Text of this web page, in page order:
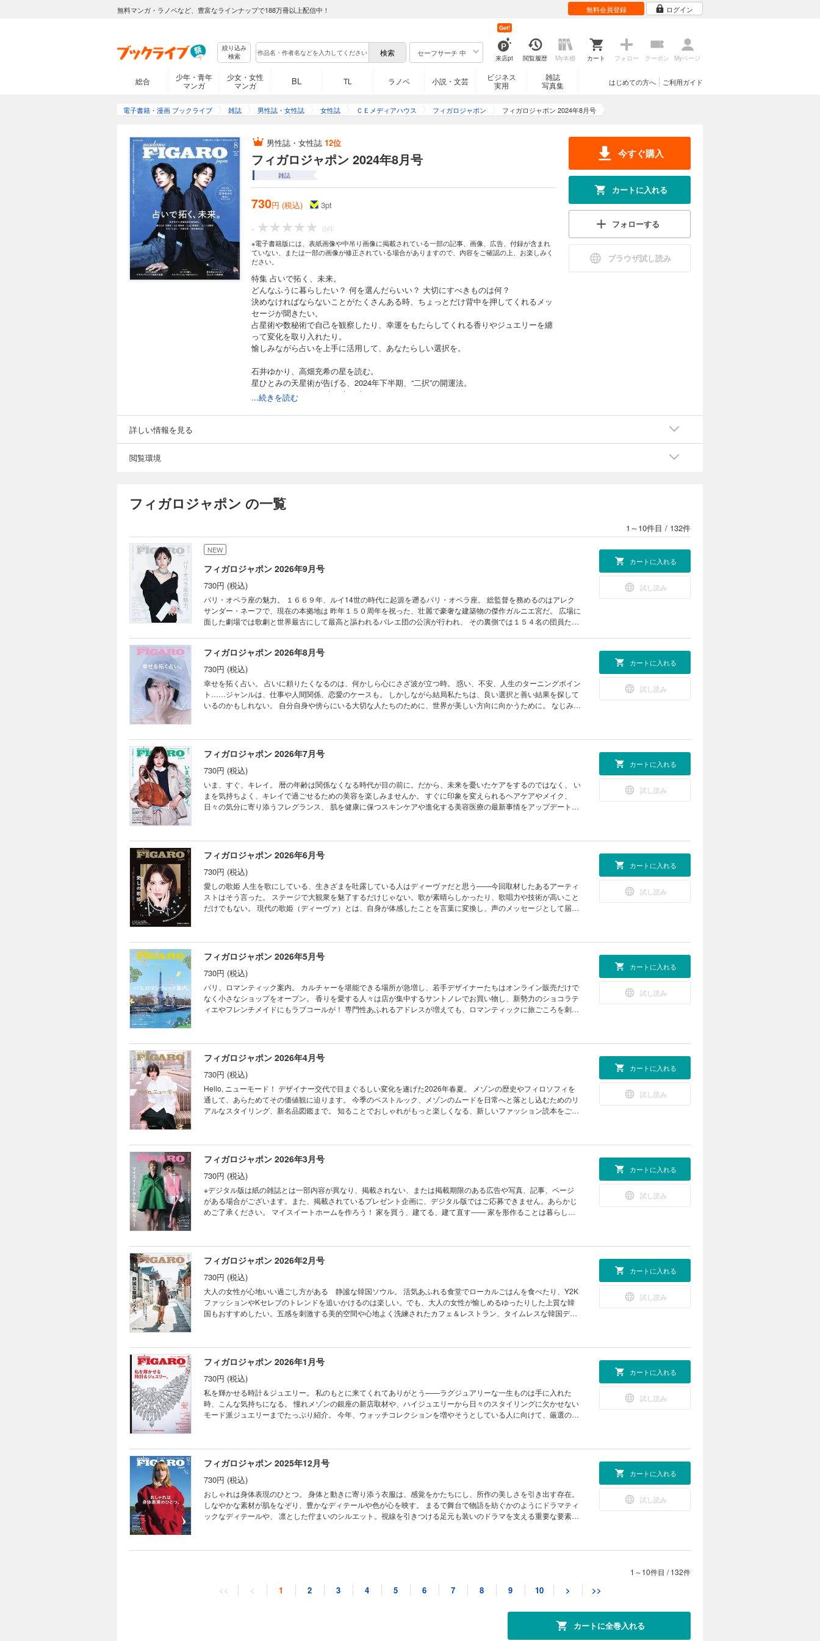
無料マンガ・ラノベなど、豊富なラインナップで188万冊以上配信中！ 無料会員登録 ログイン
絞り込み
検索
セーフサーチ 中
来店pt
Get!
閲覧履歴 My本棚 カート フォロー クーポン Myページ
総合
少年・青年
マンガ
少女・女性
マンガ
BL TL ラノベ 小説・文芸
ビジネス
実用
雑誌
写真集
ご利用ガイド
はじめての方へ
電子書籍・漫画 ブックライブ 雑誌 男性誌・女性誌 女性誌 ＣＥメディアハウス フィガロジャポン フィガロジャポン 2024年8月号
男性誌・女性誌 12位
フィガロジャポン 2024年8月号
雑誌
730円 (税込) 3pt
- 0件
※電子書籍版には、表紙画像や中吊り画像に掲載されている一部の記事、画像、広告、付録が含まれ
ていない、または一部の画像が修正されている場合がありますので、内容をご確認の上、お楽しみく
ださい。
特集 占いで拓く、未来。
どんなふうに暮らしたい？ 何を選んだらいい？ 大切にすべきものは何？
決めなければならないことがたくさんある時、ちょっとだけ背中を押してくれるメッ
セージが聞きたい。
占星術や数秘術で自己を観察したり、幸運をもたらしてくれる香りやジュエリーを纏
って変化を取り入れたり。
愉しみながら占いを上手に活用して、あなたらしい選択を。
石井ゆかり、高畑充希の星を読む。
星ひとみの天星術が告げる、2024年下半期、“二択”の開運法。
AZの数秘術で知る、生き方を広げるヒント。
世界の占いで読み解く、2024 年下半期の世相。
Chiyoが選ぶリリスの香りで、もうひとつの自分を引き出す。
正しいMBTI®を知るべき理由。
JOENGHAN ＆ WONWOO、ふたりの運命そして未来。
ローラが纏う、ルイ・ヴィトンという名のエナジー。
いいモノ語り 83 フレッド
Essentials 今月のTo Buy, To Know
占いで拓く、未来。
石井ゆかり、高畑充希の星を読む。
星ひとみの天星術が告げる、2024年下半期、“二択”の開運法。
AZの数秘術で知る、生き方を広げるヒント。
世界の占いで読み解く、2024 年下半期の世相。
猫星ラピスによる、12 星座が導くストーンジュエリー。
正しいMBTI®を知るべき理由。
問題解決の道を探る、カウンセリング、コーチング、メンタリングとは？
CCCメディアハウス書籍のご案内
JOENGHAN ＆ WONWOO、ふたりの運命そして未来。
上質なアイウエアで彩る、初夏のスタイル。
更年期はこわくない、フェムテック最前線。
進化する創造性、ロエベ財団 クラフトプライズ2024が発表に。
Portrait クリエイターの言葉
Gourmet
在本彌生の、眼に翼。
Message 仕事が私にくれたもの
News from madameFIGARO.jp
次号予告
石井ゆかりの星占い
岡尾美代子の雑貨 ヘイ！ヘイ！ヘイ！ 199
...続きを読む
今すぐ購入
カートに入れる
フォローする
ブラウザ試し読み
詳しい情報を見る
閲覧環境
フィガロジャポン の一覧
1～10件目 / 132件
NEW
フィガロジャポン 2026年9月号
730円 (税込)
パリ・オペラ座の魅力。 １６６９年、ルイ14世の時代に起源を遡るパリ・オペラ座。 総監督を務めるのはアレク
サンダー・ネーフで、現在の本拠地は 昨年１５０周年を祝った、壮麗で豪奢な建築物の傑作ガルニエ宮だ。 広場に
面した劇場では歌劇と世界最古にして最高と謳われるバレエ団の公演が行われ、 その裏側では１５４名の団員たち
は一部内容が異なり、掲載されない、または掲載期限のある広告や写真、記事、ページがある場合がございます。
また、掲載されているプレゼント企画に、デジタル版ではご応募できません。あらかじめご了承ください。 目次 い
いモノ語り NEWS HOT FROM PARIS いまパリで起きているコト 110 Meli-Melo NEW TOPICS
ESSENTIALS 今月のTO BUY ＆ TO KNOW パリ・オペラ座の魅力。 ドロテ・ジルベールに聞く、エトワールとし
ての生き方。 豪華絢爛な名建築、ガルニエ宮に迫る。 舞台を支える、多様な仕事の職人たち。 ダンサーの身体を
管理する、優秀なメディカルチーム。 フランス派を学ぶ育成機関、名門バレエ学校の現在。 次世代を担う、ジュニ
アドレス。 壮麗な劇場を舞台に、映画『オペラ座の怪人』が甦る。 シーズン2026-27年のプログラムを紹介。 ジ
ェルマン・ルーヴェ、舞台と日常の狭間で。 名教師がプロデュース、夏の公演にかける熱き想い。 ガルニエ宮を満
とミキモト、光を纏う。 おしゃれスナップを参考に、私らしくトレンドミックス。 上坂樹里、ディオールの夢と記
憶。 魅惑の秋新色で、旬のメイクにアップデート。 エルメスの香水、バレニア3作目は白い花々の誘い。 ドン ペ
リニヨン、特別な地で奏でるハーモニー。 岡本多緒、安藤サクラ、是枝裕和、シネマとファッションの輝きに触れ
て。 ジャパンイヤー！ 多様性が際立った第79回カンヌ国際映画祭。 ショパール、カンヌ映画祭を愛するアティチ
追い求めて、長塚健斗、シャンパーニュへ。 齊藤 工 活動寫眞館 109 高橋一生 水上恒司 CEメディアハウス書籍
のご案内 CULTURE portrait クリエイターの言葉 Cinema ／ Books ／ Art ／ Theater ／ Music GOURMET ワイ
ン学習帖 28 ／ おやつの時間ですよ！ 12 在本彌生の、眼まなこに翼。43 山口・宇部 定期購読のご案内 News
from madameFIGARO.jp 協力店一覧 次号予告 HOROSCOPE 石井ゆかりの星占い 岡尾美代子の雑貨 ヘイ！ヘ
イ！ヘイ！ 224
カートに入れる
試し読み
フィガロジャポン 2026年8月号
730円 (税込)
幸せを拓く占い。 占いに頼りたくなるのは、何かしら心にさざ波が立つ時。 惑い、不安、人生のターニングポイン
ト……ジャンルは、仕事や人間関係、恋愛のケースも。 しかしながら結局私たちは、良い選択と善い結果を探して
いるのかもしれない。 自分自身や傍らにいる大切な人たちのために、世界が美しい方向に向かうために。 なじみ深
解を考えることは、 幸せを拓くための第一歩かもしれない。 ほか ※デジタル版は紙の雑誌とは一部内容が異なり、
掲載されない、または掲載期限のある広告や写真、記事、ページがある場合がございます。また、掲載されている
プレゼント企画に、デジタル版ではご応募できません。あらかじめご了承ください。 目次 いいモノ語り NEWS
HOT FROM PARIS いまパリで起きているコト MÉLI-MÉLO NEW TOPICS ESSENTIALS 今月のTO BUY ＆ TO
KNOW 幸せを拓く占い。 星ひとみの天星術が導く、馬が暴走する年を乗りこなすための心得。 人間力が問われる
AI時代に突入AZの数秘術で読み解く、物語の幕開け。 星読みyujiが解く、有村架純のターニングポイント。 東洋時
空占星術が伝授！ タイプ別ラッキーアイテム。 インド占星術で知るこれからの時代と、運を味方にする方法。 東
のパーフェクトピンク。 ラ・ボーテ ルイ・ヴィトンの新アイテム、LV クレヨンでリップメイクを格上げ。 写真家
ジュリエット・アニェルと、感性を磨く京都。 クラフトの新たな地平を切り開く、ロエベ財団 クラフトプライズ
2026 自然や素材の関係性を再構築するwe+の什器。 アールドゥヴィーヴルへの招待 vol.15 パリ発シャツメゾン
がアトリエを構える歴史的邸宅を訪れて。 齊藤 工 活動寫眞館 108 宮本恒靖 Love it! 今月のいいもの発見 CEメ
ディアハウス書籍のご案内 BUSINESS MESSAGE 仕事が私にくれたもの CEメディアハウス書籍のご案内
CULTURE portrait クリエイターの言葉 Cinema ／ Books ／ Art ／ Theater ／ Music GOURMET ワイン学習帖
カートに入れる
試し読み
フィガロジャポン 2026年7月号
730円 (税込)
いま、すぐ、キレイ。 暦の年齢は関係なくなる時代が目の前に。だから、未来を憂いたケアをするのではなく、 い
まを気持ちよく、キレイで過ごせるための美容を楽しみませんか。 すぐに印象を変えられるヘアケアやメイク、
日々の気分に寄り添うフレグランス、 肌を健康に保つスキンケアや進化する美容医療の最新事情をアップデートし
記事、ページがある場合がございます。また、掲載されているプレゼント企画に、デジタル版ではご応募できませ
ん。あらかじめご了承ください。 目次 いいモノ語り NEWS HOT FROM PARIS いまパリで起きているコト
MÉLI-MÉLO NEW TOPICS ESSENTIALS 今月のTO BUY ＆ TO KNOW いま、すぐ、キレイ。 髪こそ見た目印
象。 唇、目元、眉の“線”を極める。 成分ブーム、答え合わせ。 香りの力で気分を変える。 どこまでやる？ やらな
い？ 美容医療とのほどよい距離感。 植物の知性で大人の肌を整える、ネオ・ホリスティックビューティ。 都内や
旅先で集中リセット！ スパ＆リトリートの新名所。 健康的な心と身体をキープする、フランス流暮らしのTIPS20
今田美桜とミュウミュウ、やわらかな反逆。 今夏、爽やかに纏う機能派テックウエア。 バレンシアガ、軽やかなダ
ディオール バンブー パビリオンの庭園。 齊藤 工 活動寫眞館 106 有村架純 CEメディアハウス書籍のご案内
CULTURE portrait クリエイターの言葉 Cinema ／ Books ／ Art ／ Theater ／ Music GOURMET ワイン学習帖
／ おやつの時間ですよ！ 在本彌生の、眼に翼。 定期購読のご案内 News from madameFIGARO.jp 協力店一覧 次号
予告 HOROSCOPE 石井ゆかりの星占い 岡尾美代子の雑貨 ヘイ！ヘイ！ヘイ！
カートに入れる
試し読み
フィガロジャポン 2026年6月号
730円 (税込)
愛しの歌姫 人生を歌にしている、生きざまを吐露している人はディーヴァだと思う——今回取材したあるアーティ
ストはそう言った。 ステージで大観衆を魅了するだけじゃない。歌が素晴らしかったり、歌唱力や技術が高いこと
だけでもない。 現代の歌姫（ディーヴァ）とは、自身が体感したことを言葉に変換し、声のメッセージとして届
る広告や写真、記事、ページがある場合がございます。また、掲載されているプレゼント企画に、デジタル版では
ご応募できません。あらかじめご了承ください。 目次 いいモノ語り NEWS HOT FROM PARIS いまパリで起き
ているコト MÉLI-MÉLO NEW TOPICS ESSENTIALS 今月のTO BUY ＆ TO KNOW 愛しの歌姫 DIVA ナチュラル
でしなやかな現代の歌姫、オリヴィア・ディーンの魅力とは。 拡張する、UKネオ・ソウルの系譜。 テイラー・ス
ウィフトの言葉をお守りに。 アイナ・ジ・エンドが紡ぐ、強く、優しい物語。 世界を歌声で圧倒する、Adoの素顔
に迫る。 歌姫たる理由をサイエンスで検証。 憧れのあの人のスタイルに、WANNA BE！ ポップとフェミニズムの
現在地、アーティストが更新する価値観。 シャーロット・カルダン、世界的ブレイクの裏側。 フランスのシンガー
性の新しい遊び場！ シンガポール、五感を満たす旅。 BWA Pitch Contest 2026 CULTURE portrait クリエイタ
ーの言葉 Cinema ／ Books ／ Art ／ Theater ／ Music GOURMET ワイン学習帖 ／ おやつの時間ですよ！ 在本彌
生の、眼に翼。 定期購読のご案内 News from madameFIGARO.jp 協力店一覧 次号予告 HOROSCOPE 石井ゆか
りの星占い 岡尾美代子の雑貨 ヘイ！ヘイ！ヘイ！
カートに入れる
試し読み
フィガロジャポン 2026年5月号
730円 (税込)
パリ、ロマンティック案内。 カルチャーを堪能できる場所が急増し、若手デザイナーたちはオンライン販売だけで
なく小さなショップをオープン。 香りを愛する人々は店が集中するサントノレでお買い物し、新勢力のショコラテ
ィエやフレンチメイドにもラブコールが！ 専門性あふれるアドレスが増えても、ロマンティックに旅ごころを刺激
に、デジタル版ではご応募できません。あらかじめご了承ください。 目次 いいモノ語り NEWS HOT FROM
PARIS いまパリで起きているコト MÉLI-MÉLO NEW TOPICS ESSENTIALS 今月のTO BUY ＆ TO KNOW パ
リ、ロマンティック案内。 デザインやアート、いま話題の場所へ 新機軸のモードに首ったけ。 サントノレ通りで
香水ショップをはしごする。 いつもいつまでもメイドインフランスに夢中。 いまパリで急増中！体験を売る空間
へ。 フランスの俳優の行きつけグルメスポット。 話題のショコラティエ、最前線を総ざらい。 30€以下で買える可
愛いお土産、見～つけた！ コージーなプチホテルで、快適ステイ。 クリエイターのお気に入りアドレス。 パリ郊
外、時代を超えるアートを訪ねて。 やっぱりフレンチシックが好き。 ルイ・ヴィトン、光と影のラプソディ。 赤
渓谷を巡る旅。 パリ、アップカミングなグルメアドレス。 CEメディアハウス書籍のご案内 CULTURE portrait ク
リエイターの言葉 Cinema ／ Books ／ Art ／ Theater ／ Music GOURMET ワイン学習帖 ／ おやつの時間です
よ！ 在本彌生の、眼に翼。 定期購読のご案内 News from madameFIGARO.jp 協力店一覧 次号予告
HOROSCOPE 石井ゆかりの星占い 岡尾美代子の雑貨 ヘイ！ヘイ！ヘイ！
カートに入れる
試し読み
フィガロジャポン 2026年4月号
730円 (税込)
Hello, ニューモード！ デザイナー交代で目まぐるしい変化を遂げた2026年春夏。 メゾンの歴史やフィロソフィを
通して、あらためてその価値観に迫ります。 今季のベストルック、メゾンのムードを日常へと落とし込むためのリ
アルなスタイリング、新名品図鑑まで。 知ることでおしゃれがもっと楽しくなる、新しいファッション読本をご覧
い、または掲載期限のある広告や写真、記事、ページがある場合がございます。また、掲載されているプレゼント
企画に、デジタル版ではご応募できません。あらかじめご了承ください。 目次 いいモノ語り NEWS HOT FROM
PARIS いまパリで起きているコト MÉLI-MÉLO NEW TOPICS ESSENTIALS 今月のTO BUY ＆ TO KNOW
Hello, ニューモード！ 継承し、拡張するメゾン。 ファッションはデザイナーからのメッセージ。 永く愛せる、新
名品図鑑。 2026年春夏トレンドキーワード、相談室。 モードの目利きがいま、リアルに買いたいもの。 BAG ＆
SHOES 2026SS vol.1 最愛バッグはバディと一緒に。 BAG ＆ SHOES 2026SS vol.2 欲しい最新ピースは、
進化する定番。 シャネル×小松菜奈、夜明けとともに。 ルイ・ヴィトンの象徴、130年の旅路を祝して。 ロエベ、
vol.11 バルザック・パリのクリゾリンヌが提案する、郊外の一軒家での暮らし方。 齊藤 工 活動寫眞館 Love it! 今
月のいいもの発見 CEメディアハウス書籍のご案内 CULTURE portrait クリエイターの言葉 Cinema ／ Books ／
Art ／ Theater ／ Music GOURMET ワイン学習帖 ／ おやつの時間ですよ！ 在本彌生の、眼に翼。 CEメディアハ
ウス書籍のご案内 News from madameFIGARO.jp 協力店一覧 次号予告 HOROSCOPE 石井ゆかりの星占い 岡尾
美代子の雑貨 ヘイ！ヘイ！ヘイ！
カートに入れる
試し読み
フィガロジャポン 2026年3月号
730円 (税込)
※デジタル版は紙の雑誌とは一部内容が異なり、掲載されない、または掲載期限のある広告や写真、記事、ページ
がある場合がございます。また、掲載されているプレゼント企画に、デジタル版ではご応募できません。あらかじ
めご了承ください。 マイスイートホームを作ろう！ 家を買う、建てる、建て直す―― 家を形作ることは暮らし方
理のプロの整頓されたキッチンや 眠りを誘うホテルの寝室に学び、香りで目には見えない演出を。 2026年の新し
い生活、まず「家」から始めてみませんか。 ほか 目次 いいモノ語り NEWS HOT FROM PARIS いまパリで起き
ているコト MÉLI-MÉLO NEW TOPICS ESSENTIALS 今月のTO BUY ＆ TO KNOW マイスイートホームを作ろ
う! 憧れの家作り ① 居心地のよさを生み出す、優しく有機的な色と形。 ② 自然のアートモチーフがちりばめられた
木造建築。 ③ 色彩と柄が大胆に響き合う、パリの薫り漂う邸宅。 ④ 1930年代の古い家屋を、カラフルに個性的に
大改造。 ⑤ 植物、アート、家具……好きを重ねた都会の一軒家。 ⑥ 北アルプスの麓で叶えた、現代版「森の生
活」。 ⑦ 200年後を見据えて再生した、美しき日本家屋。 改築・改修ビフォーアフター 家をアップデートするた
オールの新時代、始まる。 フェラガモの創造の地、フィレンツェを訪ねて。 短期集中連載 セリーヌと私。vol.3 マ
イ・ベーシック by 飯島朋子 春のモードにマッチ！ 新色ベストバイ。 宮﨑あおいを優しく包む、ディオールの香
り。 今日からあなたもニッター!? 編み物の世界へようこそ。 アールドゥヴィーヴルへの招待 vol.10 パリジェン
ヌが愛するモードとビューティ、ライフスタイルのヒント。 齊藤 工 活動寫眞館 BUSINESS MESSAGE 仕事が私
にくれたもの CEメディアハウス書籍のご案内 CULTURE portrait クリエイターの言葉 Cinema ／ Books ／ Art ／
Theater ／ Music GOURMET ワイン学習帖 ／ おやつの時間ですよ！ 在本彌生の、眼に翼。 CEメディアハウス書
カートに入れる
試し読み
フィガロジャポン 2026年2月号
730円 (税込)
大人の女性が心地いい過ごし方がある 静謐な韓国ソウル。 活気あふれる食堂でローカルごはんを食べたり、Y2K
ファッションやKセレブのトレンドを追いかけるのは楽しい。でも、大人の女性が愉しめるゆったりした上質な韓
国もおすすめしたい。五感を刺激する美的空間や心地よく洗練されたカフェ＆レストラン、タイムレスな韓国デザ
イセンスな大人旅を紹介します。 ほか ※デジタル版は紙の雑誌とは一部内容が異なり、掲載されない、または掲載
期限のある広告や写真、記事、ページがある場合がございます。また、掲載されているプレゼント企画に、デジタ
ル版ではご応募できません。あらかじめご了承ください。 目次 いいモノ語り NEWS HOT FROM PARIS いまパ
リで起きているコト MÉLI-MÉLO NEW TOPICS ESSENTIALS 今月のTO BUY ＆ TO KNOW 大人の女性が心地い
い過ごし方がある 静謐な韓国ソウル。 いまこそ訪れたい、センスのいい街。漢南洞／奨忠洞 洗練された空間の美
意識に触れる。 ソウル発のデザイナーズブランドを着る。 タイムレスに活躍する、シューズ＆バッグを手に入れ
て。 韓国の暮らしの中で見つける素敵な日用品。 日常に取り入れたい工芸品。 プライベートなビューティスポッ
な夜。 ローラはマックスマーラと旅をする。 CEメディアハウス書籍のご案内 2026春夏コレクションリポート。
短期集中連載 セリーヌと私 vol.2 レディ・イン・ブラック by 山本マナ いつも一緒に、ブシュロンのマイジュエリ
ー。 美容はエンタメ！ 韓国コスメ最前線。 ディオール アディクト、甘いシロップの色と香りのハーモニー。 リリ
ックとメロディに共感する、大人のKミュージック。 アールドゥヴィーヴルへの招待 vol.9 パリジェンヌ流のおし
ゃれグルメ!? 古くなったパンを使ったアイデアレシピ。 齊藤 工 活動寫眞館 FIGARO HOMME 彼との瞬間
vol.61 XngHan＆Xoul、愛するソウルと。 CEメディアハウス書籍のご案内 CULTURE portrait クリエイターの
カートに入れる
試し読み
フィガロジャポン 2026年1月号
730円 (税込)
私を輝かせる時計＆ジュエリー。 私のもとに来てくれてありがとう——ラグジュアリーな一生ものは手に入れた
時、こんな気持ちになる。 憧れメゾンの銀座の新店取材や、ハイジュエリーから日々のスタイリングに欠かせない
モード派ジュエリーまでたっぷり紹介。 今年、ウォッチコレクションを増やそうとしている人に向けて、厳選の新
ご応募できません。あらかじめご了承ください。 目次 いいモノ語り NEWS HOT FROM PARIS いまパリで起き
ているコト MÉLI-MÉLO ESSENTIALS 今月のTO BUY ＆ TO KNOW 私を輝かせる時計＆ジュエリー。 インティメ
ートに纏う、ハイジュエリーの誘惑。 私の人生を彩る相棒。 至高の喜びをくれる、日常使いしたい逸品。 モード
に楽しむジュエリー選び。 アートな佇まい、銀座の新ショップへ。 サヴォワールフェールが息づく聖地、アトリエ
を訪ねて。 だから、この時計が欲しい！ カルティエのダイヤモンドが特別な理由。 ヘルムート・ニュートンが写
した、ポメラートの1980年代。 PIAGET 佐藤晴美と紡ぐ、煌めきの時間。 GEORG JENSEN 中村アンが放つ、
いま最も新しい輝き。 AHKAH シャンデリアが揺らめく、魅惑の輝き。 JOUETE 大胆かつ繊細な煌めきを纏
活動寫眞館 Love it! 今月のいいもの発見 BWA AWARD 2025 楽しみながら舵を取る女性たち。 モードの帝王ジ
にくれたもの portrait クリエイターの言葉 Cinema ／ Books ／ Art ／ Theater ／ Music ワイン学習帖 ／ おやつの時
間ですよ！ 在本彌生の、眼に翼。 CEメディアハウス書籍のご案内 News from madameFIGARO.jp 協力店一覧 次
号予告 HOROSCOPE 石井ゆかりの星占い 岡尾美代子の雑貨 ヘイ！ヘイ！ヘイ！ 2026年上半期を見つめる星の
カートに入れる
試し読み
フィガロジャポン 2025年12月号
730円 (税込)
おしゃれは身体表現のひとつ。 身体と動きに寄り添う衣服は、感覚をかたちにし、所作の美しさを引き出す存在。
しなやかな素材が肌をなぞり、豊かなディテールや色が心を映す。 まるで舞台で物語を紡ぐかのようにドラマティ
ックなディテールや、 凛とした佇まいのシルエット。視線を引きつける足元も装いのドラマを支える重要な要素
されているプレゼント企画に、デジタル版ではご応募できません。あらかじめご了承ください。 目次 いいモノ語り
子、ディオールと時空を超える旅へ。 マリア・グラツィア・キウリの街、ローマを染めた美しきショー。 朝日が昇
健太郎、色香と儚さの狭間で。 ソウルで開催！ ダンス リフレクションズ by ヴァン クリーフ＆アーペル。 秋の気
配に寄り添う、心温まる隠れ家ステイ。 ホリデーシーズンは、フレンチリュクスな寝室で安らぎを アールドゥヴィ
ーヴルへの招待 vol.7 日常に、フレンチシックな食卓を。 パリの食卓を彩る、蚤の市で見つけたブロカント。 齊藤
カートに入れる
試し読み
アートとクラフトが魅せる世界。 アートやデザインに触れる機会がいま、世界的に多くなった。ラグジュアリーメ
ますます急増中だ。 「ものづくりとは?」「若手アーティストを育成するには?」「伝統から読み解く芸術様式をい
ま一度伝えよう」。そんなメッセージを抱えて、純粋に美しい作品や物語と出合える展覧会が催されている。 ま
た、日本各地に新しいアートスポットができ、フェアも盛り上がっている。今回フォーカスしたのは山陰地方から
カートに入れる
1～10件目 /132件
<< < 1 2 3 4 5 6 7 8 9 10 > >>
カートに全巻入れる